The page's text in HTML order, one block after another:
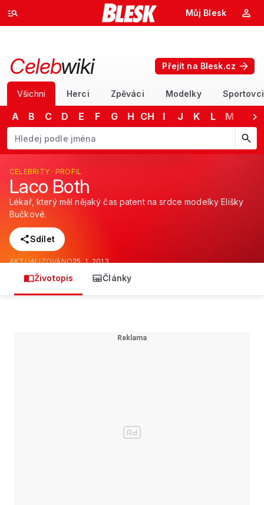
Můj Blesk
Celebwiki Přejít na Blesk.cz
Všichni Herci Zpěváci Modelky Sportovci
A B C D E F G H CH I J K L M
Začněte psát jméno. Šipkami dolů a nahoru procházejte návrhy,
CELEBRITY · PROFIL
Laco Both
Lékař, který měl nějaký čas patent na srdce modelky Elišky
Bučkové.
Sdílet
AKTUALIZOVÁNO25. 1. 2013
Životopis Články